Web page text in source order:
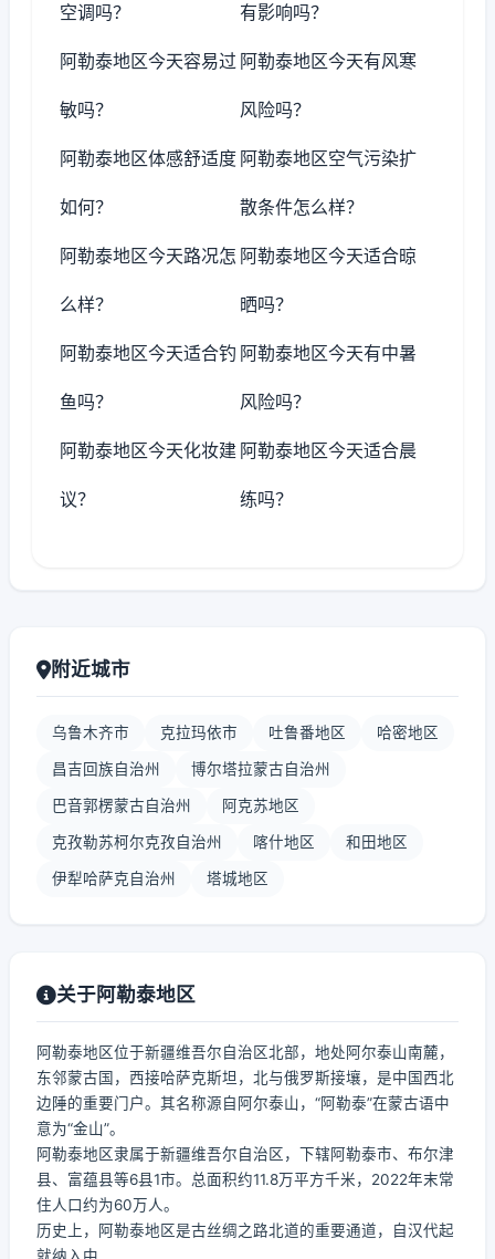
空调吗？ 有影响吗？
阿勒泰地区今天容易过
敏吗？
阿勒泰地区今天有风寒
风险吗？
阿勒泰地区体感舒适度
如何？
阿勒泰地区空气污染扩
散条件怎么样？
阿勒泰地区今天路况怎
么样？
阿勒泰地区今天适合晾
晒吗？
阿勒泰地区今天适合钓
鱼吗？
阿勒泰地区今天有中暑
风险吗？
阿勒泰地区今天化妆建
议？
阿勒泰地区今天适合晨
练吗？
附近城市
乌鲁木齐市 克拉玛依市 吐鲁番地区 哈密地区
昌吉回族自治州 博尔塔拉蒙古自治州
巴音郭楞蒙古自治州 阿克苏地区
克孜勒苏柯尔克孜自治州 喀什地区 和田地区
伊犁哈萨克自治州 塔城地区
关于阿勒泰地区
阿勒泰地区位于新疆维吾尔自治区北部，地处阿尔泰山南麓，
东邻蒙古国，西接哈萨克斯坦，北与俄罗斯接壤，是中国西北
边陲的重要门户。其名称源自阿尔泰山，“阿勒泰”在蒙古语中
意为“金山”。
阿勒泰地区隶属于新疆维吾尔自治区，下辖阿勒泰市、布尔津
县、富蕴县等6县1市。总面积约11.8万平方千米，2022年末常
住人口约为60万人。
历史上，阿勒泰地区是古丝绸之路北道的重要通道，自汉代起